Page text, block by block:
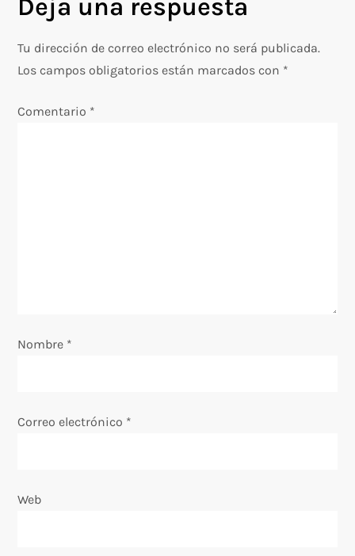
a
c
t
a
a
Deja una respuesta
Tu dirección de correo electrónico no será publicada.
Los campos obligatorios están marcados con *
Comentario *
Nombre *
Correo electrónico *
Web